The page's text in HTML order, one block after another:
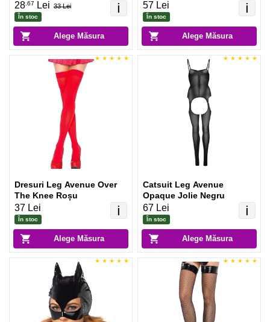
Alege Măsura
ℹ️
28 .67 Lei 33 Lei
În stoc
Alege Măsura
ℹ️
57 Lei
În stoc
Alege Măsura
ℹ️
Dresuri Leg Avenue Over
The Knee Roșu
37 Lei
În stoc
Alege Măsura
ℹ️
Catsuit Leg Avenue
Opaque Jolie Negru
67 Lei
În stoc